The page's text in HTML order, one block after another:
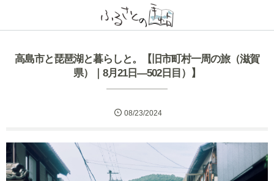
高島市と琵琶湖と暮らしと。【旧市町村一周の旅（滋賀
県）｜8月21日―502日目）】
08/23/2024